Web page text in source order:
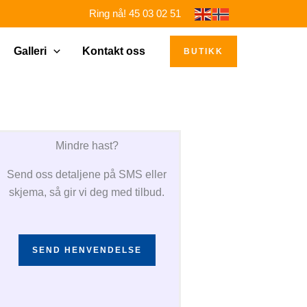
Ring nå! 45 03 02 51
Galleri Kontakt oss BUTIKK
Mindre hast?
Send oss detaljene på SMS eller
skjema, så gir vi deg med tilbud.
SEND HENVENDELSE